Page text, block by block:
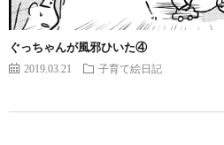
ぐっちゃんが風邪ひいた④
2019.03.21 子育て絵日記